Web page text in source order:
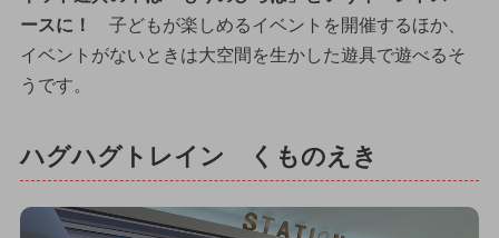
ースに！
子どもが楽しめるイベントを開催するほか、
イベントがないときは大空間を生かした遊具で遊べるそ
うです。
ハグハグトレイン くものえき